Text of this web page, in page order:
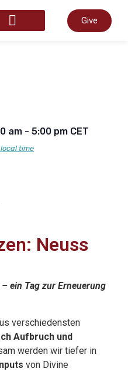
Give
am - 5:00 pm CET
time
Neuss
ein Tag zur Erneuerung
verschiedensten
Aufbruch und
werden wir tiefer in
von Divine